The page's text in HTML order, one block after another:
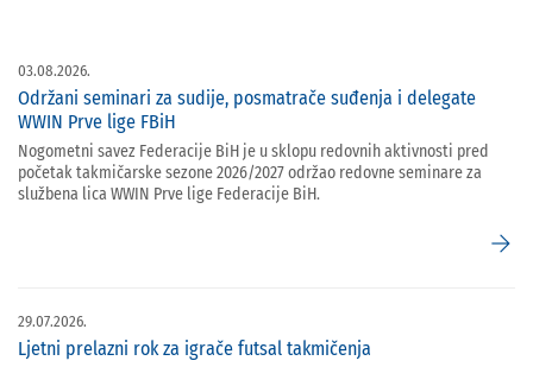
03.08.2026.
Održani seminari za sudije, posmatrače suđenja i delegate
WWIN Prve lige FBiH
Nogometni savez Federacije BiH je u sklopu redovnih aktivnosti pred
početak takmičarske sezone 2026/2027 održao redovne seminare za
službena lica WWIN Prve lige Federacije BiH.
arrow_forward
29.07.2026.
Ljetni prelazni rok za igrače futsal takmičenja